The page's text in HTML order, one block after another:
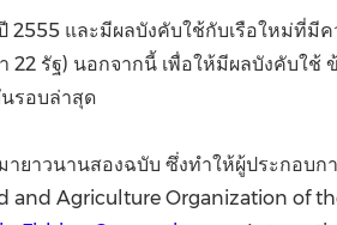
2555 และมีผลบังคับใช้กับเรือใหม่ที่
รัฐ) นอกจากนี้ เพื่อให้มีผลบังคับใช้
รอบล่าสุด
ยาวนานสองฉบับ ซึ่งทำให้ผู้ประกอบ
and Agriculture Organization of